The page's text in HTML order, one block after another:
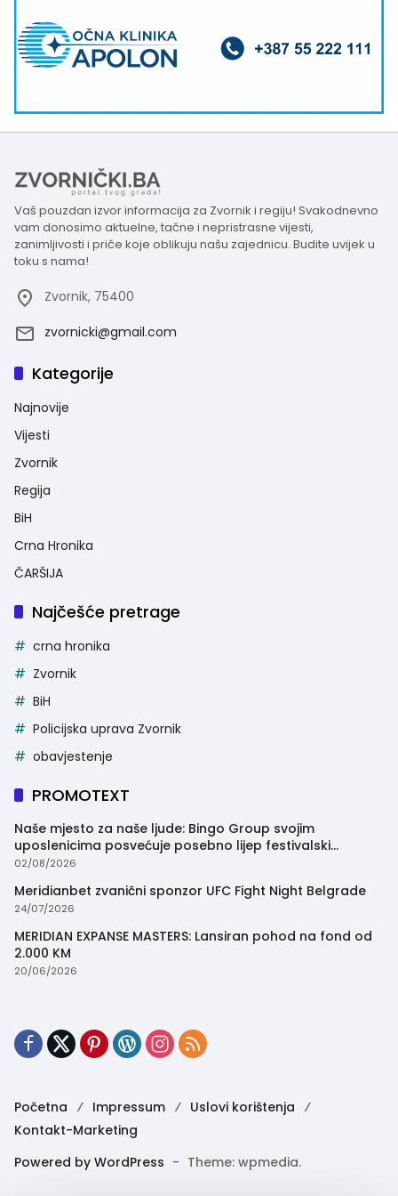
Vaš pouzdan izvor informacija za Zvornik i regiju! Svakodnevno
vam donosimo aktuelne, tačne i nepristrasne vijesti,
zanimljivosti i priče koje oblikuju našu zajednicu. Budite uvijek u
toku s nama!
Zvornik, 75400
zvornicki@gmail.com
Kategorije
Najnovije
Vijesti
Zvornik
Regija
BiH
Crna Hronika
ČARŠIJA
Najčešće pretrage
crna hronika
Zvornik
BiH
Policijska uprava Zvornik
obavjestenje
PROMOTEXT
Naše mjesto za naše ljude: Bingo Group svojim
uposlenicima posvećuje posebno lijep festivalski
trenutak
02/08/2026
Meridianbet zvanični sponzor UFC Fight Night Belgrade
24/07/2026
MERIDIAN EXPANSE MASTERS: Lansiran pohod na fond od
2.000 KM
20/06/2026
Početna Impressum
Uslovi korištenja
Kontakt-Marketing
Powered by WordPress - Theme: wpmedia.